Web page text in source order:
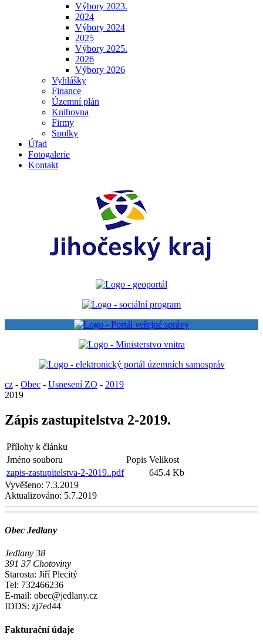
Výbory 2023.
2024
Výbory 2024
2025
Výbory 2025.
2026
Výbory 2026
Vyhlášky
Finance
Územní plán
Knihovna
Firmy
Spolky
Úřad
Fotogalerie
Kontakt
cz - Obec - Usnesení ZO - 2019
2019
Zápis zastupitelstva 2-2019.
Přílohy k článku
Jméno souboru
Popis Velikost
zapis-zastupitelstva-2-2019..pdf
645.4 Kb
Vyvěšeno: 7.3.2019
Aktualizováno: 5.7.2019
Obec Jedlany
Jedlany 38
391 37 Chotoviny
Starosta: Jiří Plecitý
Tel: 732466236
E-mail: obec@jedlany.cz
IDDS: zj7ed44
Fakturační údaje